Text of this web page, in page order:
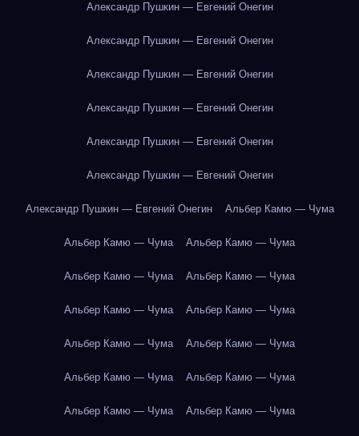
Александр Пушкин — Евгений Онегин
Александр Пушкин — Евгений Онегин
Александр Пушкин — Евгений Онегин
Александр Пушкин — Евгений Онегин
Александр Пушкин — Евгений Онегин
Александр Пушкин — Евгений Онегин
Александр Пушкин — Евгений Онегин Альбер Камю — Чума
Альбер Камю — Чума Альбер Камю — Чума
Альбер Камю — Чума Альбер Камю — Чума
Альбер Камю — Чума Альбер Камю — Чума
Альбер Камю — Чума Альбер Камю — Чума
Альбер Камю — Чума Альбер Камю — Чума
Альбер Камю — Чума Альбер Камю — Чума